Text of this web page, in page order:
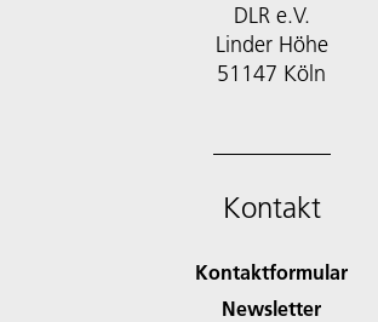
DLR e.V.
Linder Höhe
51147 Köln
Kontakt
Kontaktformular
Newsletter